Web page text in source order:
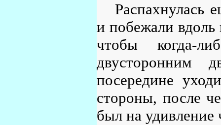
Распахнулась
и побежали
чтобы когда-
двусторонним
посередине
стороны, после
был на удивление